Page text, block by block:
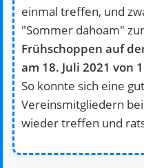
einmal treffen, und
"Sommer dahoam"
Frühschoppen auf
am 18. Juli 2021 von
So konnte sich eine
Vereinsmitgliedern
wieder treffen und